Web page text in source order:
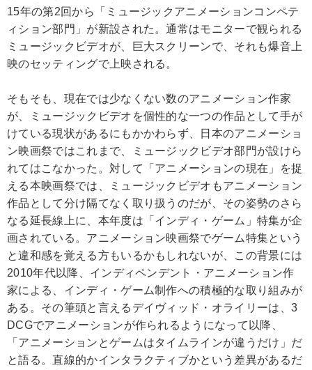
15年の第2回から「ミュージックアニメーションコンペテ
ィション部門」が新設された。通常はモニターで観られる
ミュージックビデオが、巨大スクリーンで、それも爆音上
映のセッティングで上映される。
そもそも、現在では少なくない数のアニメーション作家
が、ミュージックビデオを個性的な一つの作品として手が
けている現状があるにもかかわらず、日本のアニメーショ
ン映画祭ではこれまで、ミュージックビデオ部門が設けら
れてはこなかった。対して「アニメーションの現在」を捉
える本映画祭では、ミュージックビデオもアニメーション
作品として分け隔てなく取り扱うのだが、その姿勢のさら
なる延長線上に、本年度は「インディ・ゲーム」特集が企
画されている。アニメーション映画祭でゲーム特集という
と違和感を覚える方もいるかもしれないが、この背景には
2010年代以降、インディペンデント・アニメーション作
家による、インディ・ゲーム制作への積極的な取り組みが
ある。その筆頭と言えるデイヴィッド・オライリーは、3
DCGでアニメーションが作られるようになって以降、
「アニメーションとゲームはタイムラインが違うだけ」だ
と語る。直線的かインタラクティブかという差異があるだ